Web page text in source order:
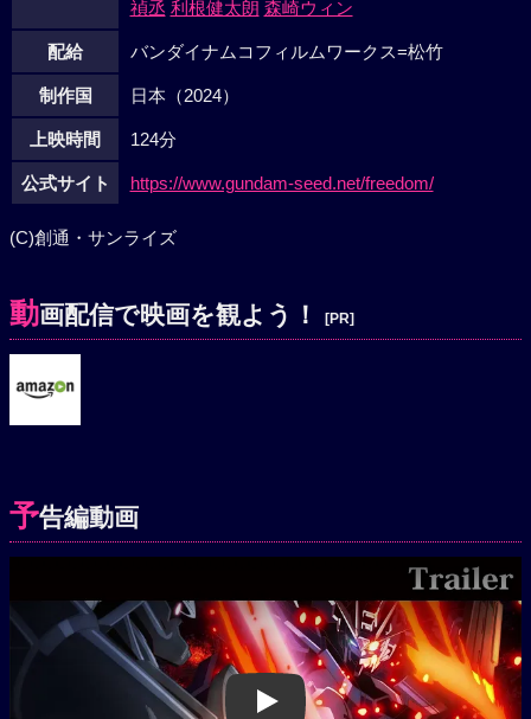
禎丞 利根健太朗 森崎ウィン
配給 バンダイナムコフィルムワークス=松竹
制作国 日本（2024）
上映時間 124分
公式サイト https://www.gundam-seed.net/freedom/
(C)創通・サンライズ
動画配信で映画を観よう！ [PR]
予告編動画
Play